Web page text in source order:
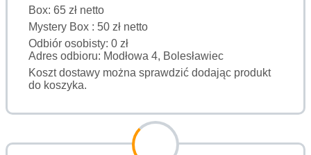
Box: 65 zł netto
Mystery Box : 50 zł netto
Odbiór osobisty: 0 zł
Adres odbioru: Modłowa 4, Bolesławiec
Koszt dostawy można sprawdzić dodając produkt
do koszyka.